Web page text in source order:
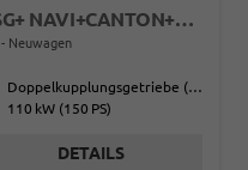
L&K LAURIN & KLEMENT DSG+ NAVI+CANTON+MATRIX
Neuwagen
Doppelkupplungsgetriebe (DSG)
110 kW (150 PS)
DETAILS